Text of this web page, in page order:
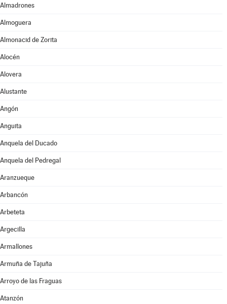
Almadrones
Almoguera
Almonacid de Zorita
Alocén
Alovera
Alustante
Angón
Anguita
Anquela del Ducado
Anquela del Pedregal
Aranzueque
Arbancón
Arbeteta
Argecilla
Armallones
Armuña de Tajuña
Arroyo de las Fraguas
Atanzón